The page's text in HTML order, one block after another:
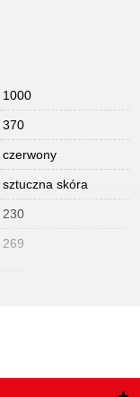
1000
370
czerwony
sztuczna skóra
230
269